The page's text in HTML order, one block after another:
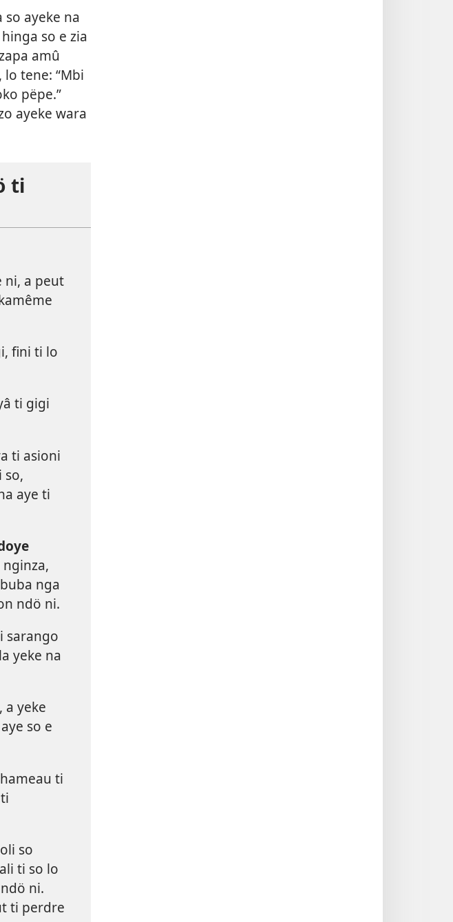
ayeke na
so e zia
amû
tene: “Mbi
pëpe.”
ayeke wara
ti
ni, a peut
fini ti lo
ti gigi
ti asioni
so,
aye ti
nga
ndö ni.
sarango
yeke na
yeke
so e
ti
so
ti so lo
ni.
ti perdre